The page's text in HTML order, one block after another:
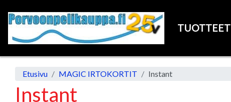
TUOTTEET
Etusivu MAGIC IRTOKORTIT Instant
Instant